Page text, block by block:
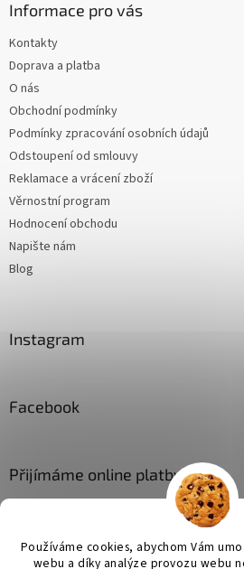
Používáme cookies, abychom Vám
webu a díky analýze provozu webu
Informace pro vás
Kontakty
Doprava a platba
O nás
Obchodní podmínky
Podmínky zpracování osobních údajů
Odstoupení od smlouvy
Reklamace a vrácení zboží
Věrnostní program
Hodnocení obchodu
Napište nám
Blog
Instagram
Facebook
Přijímáme online platby